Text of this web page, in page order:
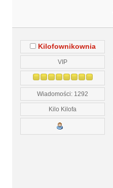
Kilofownikownia
VIP
Wiadomości: 1292
Kilo Kilofa